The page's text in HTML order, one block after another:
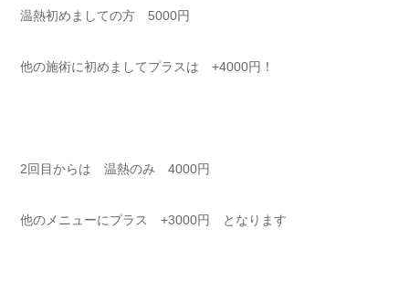
⁡⁡⁡⁡⁡温熱初めましての方 ⁡5000円⁡⁡
他の施術に初めましてプラスは +4000円！⁡⁡⁡
⁡⁡2回目からは 温熱のみ 4000円⁡⁡⁡
他のメニューにプラス +3000円 となります⁡⁡⁡